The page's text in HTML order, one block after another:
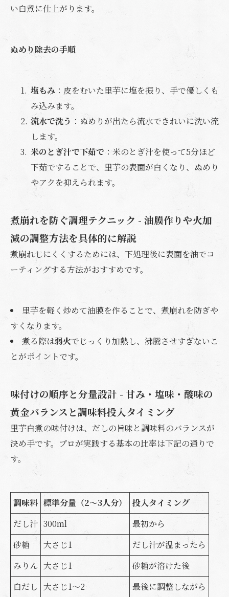
い白煮に仕上がります。
ぬめり除去の手順
塩もみ ：皮をむいた里芋に塩を振り、手で優しくも
み込みます。
流水で洗う ：ぬめりが出たら流水できれいに洗い流
します。
米のとぎ汁で下茹で ：米のとぎ汁を使って5分ほど
下茹ですることで、里芋の表面が白くなり、ぬめり
やアクを抑えられます。
煮崩れを防ぐ調理テクニック - 油膜作りや火加
減の調整方法を具体的に解説
煮崩れしにくくするためには、下処理後に表面を油でコ
ーティングする方法がおすすめです。
里芋を軽く炒めて油膜を作ることで、煮崩れを防ぎや
すくなります。
煮る際は弱火でじっくり加熱し、沸騰させすぎないこ
とがポイントです。
味付けの順序と分量設計 - 甘み・塩味・酸味の
黄金バランスと調味料投入タイミング
里芋白煮の味付けは、だしの旨味と調味料のバランスが
決め手です。プロが実践する基本の比率は下記の通りで
す。
調味料 標準分量（2～3人分）
投入タイミング
だし汁 300ml
最初から
砂糖
大さじ1
だし汁が温まったら
みりん 大さじ1
砂糖が溶けた後
白だし 大さじ1～2 最後に調整しながら